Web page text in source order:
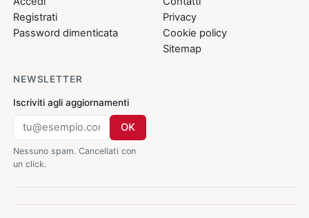
Registrati
Password dimenticata
Privacy
Cookie policy
Sitemap
NEWSLETTER
Iscriviti agli aggiornamenti
OK
Nessuno spam. Cancellati con
un click.